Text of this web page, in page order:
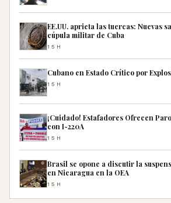
EE.UU. aprieta las tuercas: Nuevas
cúpula militar de Cuba
15H
Cubano en Estado Crítico por
15H
¡Cuidado! Estafadores Ofrecen
con I-220A
15H
Brasil se opone a discutir la
en Nicaragua en la OEA
15H